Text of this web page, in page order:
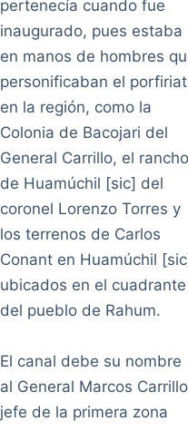
pertenecía cuando fue
inaugurado, pues estaba
en manos de hombres
personificaban el
en la región, como la
Colonia de Bacojari del
General Carrillo, el rancho
de Huamúchil [sic] del
coronel Lorenzo Torres y
los terrenos de Carlos
Conant en Huamúchil
ubicados en el cuadrante
del pueblo de Rahum.
El canal debe su nombre
al General Marcos
jefe de la primera zona